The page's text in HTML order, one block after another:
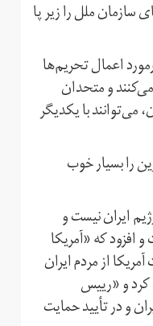
ملل را زیر پا
اعمال تحریم‌ها
می‌کنند و متحدان
می‌توانند با یکدیگر
را بسیار خوب
ایران نیست و
افزود که «آمریکا
از مردم ایران
و «رییس
با مردم ایران و در تأیید حمایت